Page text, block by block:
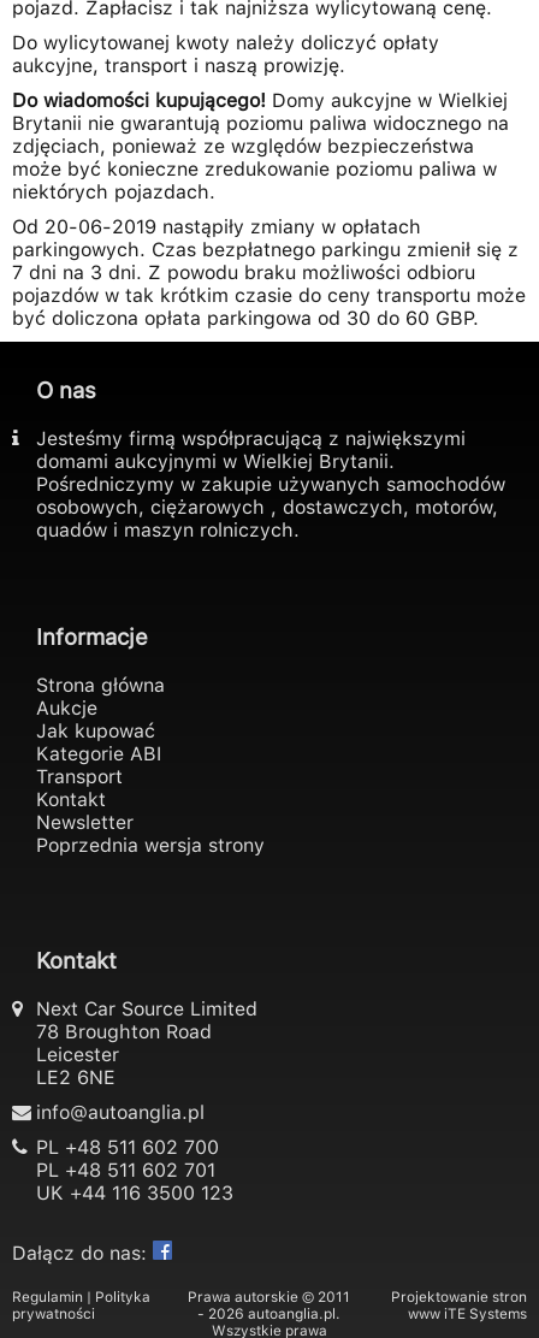
pojazd. Zapłacisz i tak najniższa wylicytowaną cenę.
Do wylicytowanej kwoty należy doliczyć opłaty
aukcyjne, transport i naszą prowizję.
Do wiadomości kupującego! Domy aukcyjne w Wielkiej
Brytanii nie gwarantują poziomu paliwa widocznego na
zdjęciach, ponieważ ze względów bezpieczeństwa
może być konieczne zredukowanie poziomu paliwa w
niektórych pojazdach.
Od 20-06-2019 nastąpiły zmiany w opłatach
parkingowych. Czas bezpłatnego parkingu zmienił się z
7 dni na 3 dni. Z powodu braku możliwości odbioru
pojazdów w tak krótkim czasie do ceny transportu może
być doliczona opłata parkingowa od 30 do 60 GBP.
O nas
Jesteśmy firmą współpracującą z największymi
domami aukcyjnymi w Wielkiej Brytanii.
Pośredniczymy w zakupie używanych samochodów
osobowych, ciężarowych , dostawczych, motorów,
quadów i maszyn rolniczych.
Informacje
Strona główna
Aukcje
Jak kupować
Kategorie ABI
Transport
Kontakt
Newsletter
Poprzednia wersja strony
Kontakt
Next Car Source Limited
78 Broughton Road
Leicester
LE2 6NE
info@autoanglia.pl
PL +48 511 602 700
PL +48 511 602 701
UK +44 116 3500 123
Dałącz do nas:
Regulamin | Polityka
prywatności
Prawa autorskie © 2011
- 2026 autoanglia.pl.
Wszystkie prawa
Projektowanie stron
www iTE Systems